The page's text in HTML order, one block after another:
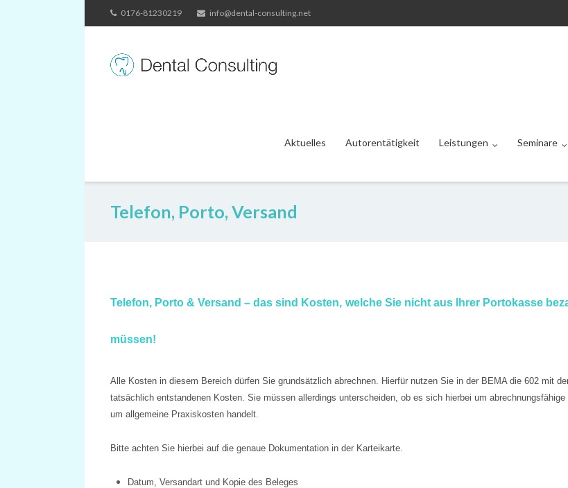
to
0176-81230219 info@dental-consulting.net
Aktuelles Autorentätigkeit Leistungen Seminare
Telefon, Porto, Versand
Telefon, Porto & Versand – das sind Kosten, welche Sie nicht aus Ihrer Portokasse
müssen!
Alle Kosten in diesem Bereich dürfen Sie grundsätzlich abrechnen. Hierfür nutzen Sie in der BEMA die 602 mit
tatsächlich entstandenen Kosten. Sie müssen allerdings unterscheiden, ob es sich hierbei um abrechnungsfähige
um allgemeine Praxiskosten handelt.
Bitte achten Sie hierbei auf die genaue Dokumentation in der Karteikarte.
Datum, Versandart und Kopie des Beleges